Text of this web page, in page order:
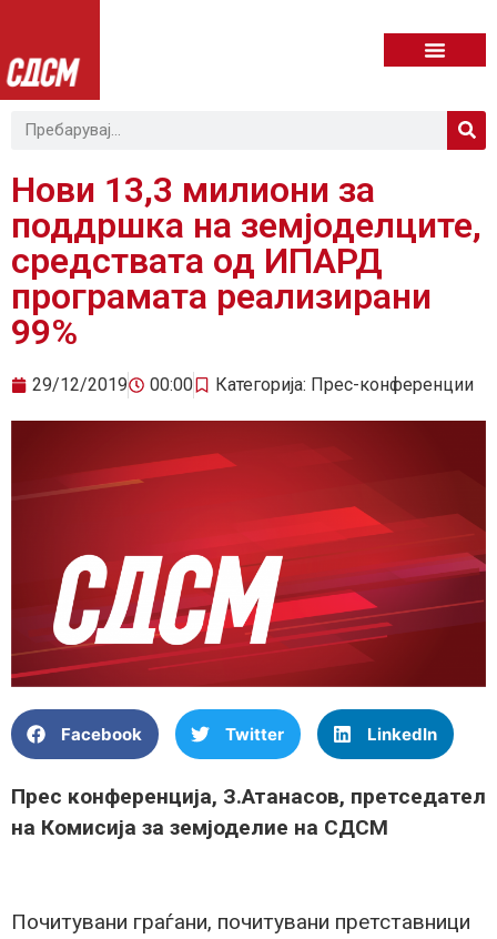
Нови 13,3 милиони за
поддршка на земјоделците,
средствата од ИПАРД
програмата реализирани
99%
29/12/2019 00:00 Категорија: Прес-конференции
Facebook Twitter LinkedIn
Прес конференција, З.Атанасов, претседател
на Комисија за земјоделие на СДСМ
Почитувани граѓани, почитувани претставници